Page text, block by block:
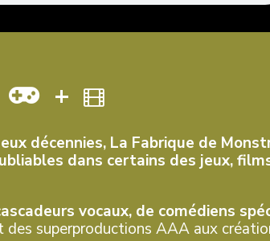
+
décennies, La Fabrique de
dans certains des jeux,
vocaux, de comédiens
superproductions AAA aux